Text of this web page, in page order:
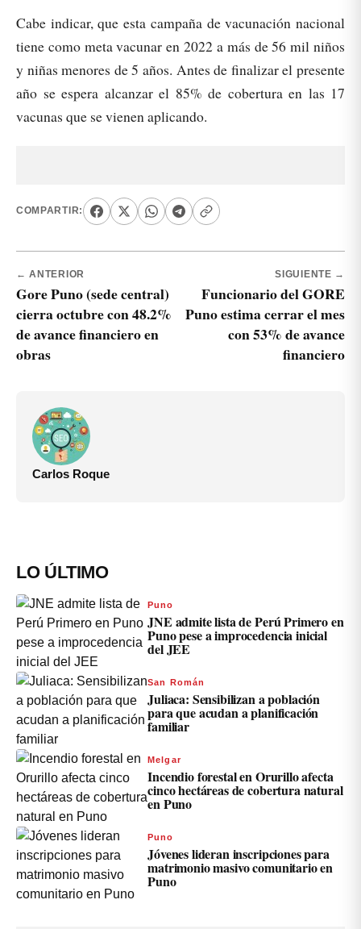
Cabe indicar, que esta campaña de vacunación nacional
tiene como meta vacunar en 2022 a más de 56 mil niños
y niñas menores de 5 años. Antes de finalizar el presente
año se espera alcanzar el 85% de cobertura en las 17
vacunas que se vienen aplicando.
COMPARTIR:
← ANTERIOR
Gore Puno (sede central)
cierra octubre con 48.2%
de avance financiero en
obras
SIGUIENTE →
Funcionario del GORE
Puno estima cerrar el mes
con 53% de avance
financiero
Carlos Roque
LO ÚLTIMO
Puno
JNE admite lista de Perú Primero en
Puno pese a improcedencia inicial
del JEE
San Román
Juliaca: Sensibilizan a población
para que acudan a planificación
familiar
Melgar
Incendio forestal en Orurillo afecta
cinco hectáreas de cobertura natural
en Puno
Puno
Jóvenes lideran inscripciones para
matrimonio masivo comunitario en
Puno